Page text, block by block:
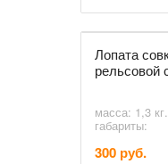
Лопата
рельсовой
масса: 1,3 кг.
габариты:
300 руб.